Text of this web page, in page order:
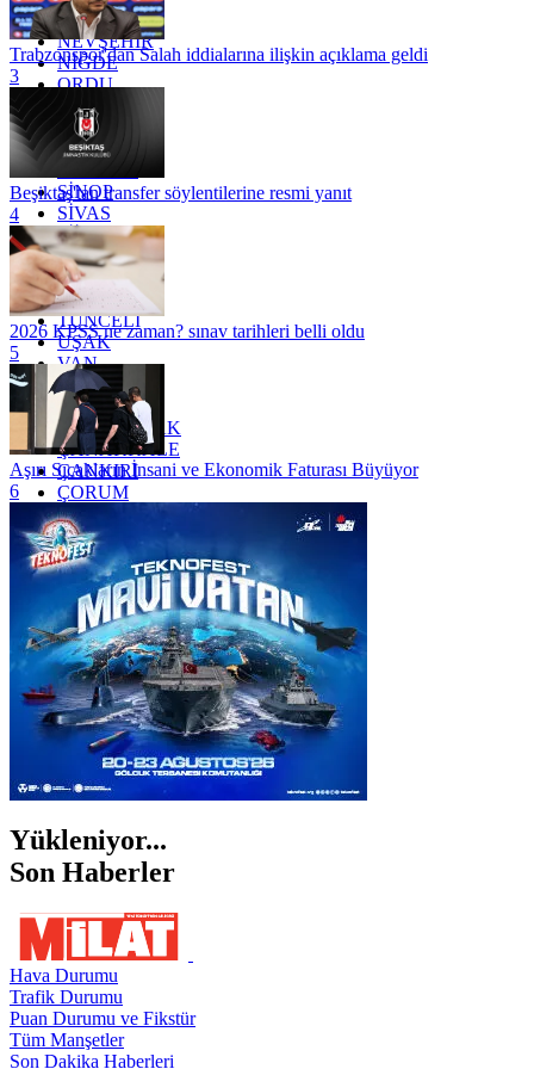
MUŞ
NEVŞEHİR
NİĞDE
ORDU
OSMANİYE
RİZE
SAKARYA
SİNOP
SİVAS
SİİRT
TEKİRDAĞ
TOKAT
TRABZON
TUNCELİ
UŞAK
VAN
YALOVA
YOZGAT
ZONGULDAK
ÇANAKKALE
ÇANKIRI
ÇORUM
İSTANBUL
İZMİR
ŞANLIURFA
ŞIRNAK
Trabzonspor'dan Salah iddialarına ilişkin açıklama geldi
3
Beşiktaş'tan transfer söylentilerine resmi yanıt
4
2026 KPSS ne zaman? sınav tarihleri belli oldu
5
Aşırı Sıcakların İnsani ve Ekonomik Faturası Büyüyor
6
Yükleniyor...
Son Haberler
Hava Durumu
Trafik Durumu
Puan Durumu ve Fikstür
Tüm Manşetler
Son Dakika Haberleri